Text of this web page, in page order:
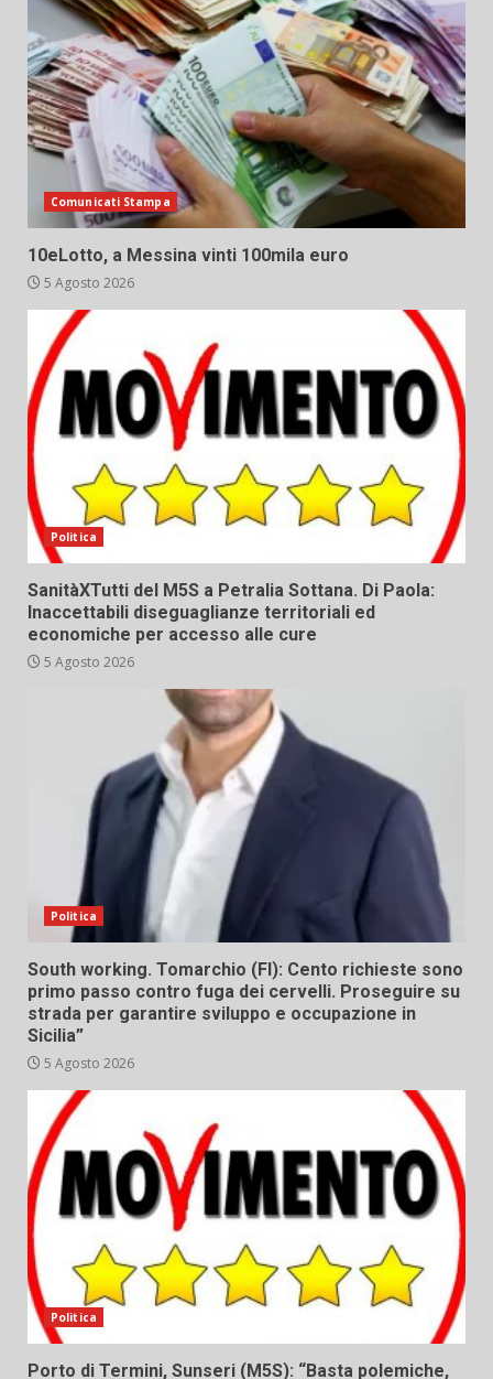
Comunicati Stampa
10eLotto, a Messina vinti 100mila euro
5 Agosto 2026
Politica
SanitàXTutti del M5S a Petralia Sottana. Di Paola:
Inaccettabili diseguaglianze territoriali ed
economiche per accesso alle cure
5 Agosto 2026
Politica
South working. Tomarchio (FI): Cento richieste sono
primo passo contro fuga dei cervelli. Proseguire su
strada per garantire sviluppo e occupazione in
Sicilia”
5 Agosto 2026
Politica
Porto di Termini, Sunseri (M5S): “Basta polemiche,